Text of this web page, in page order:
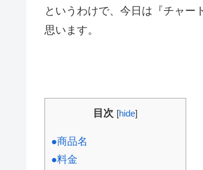
というわけで、今日は『チャー
思います。
目次 [hide]
●商品名
●料金